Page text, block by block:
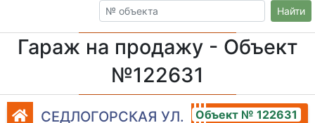
Найти
Гараж на продажу - Объект
№122631
СЕДЛОГОРСКАЯ УЛ. Объект № 122631